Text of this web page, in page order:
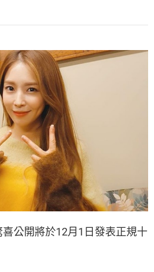
公開將於12月1日發表正規十